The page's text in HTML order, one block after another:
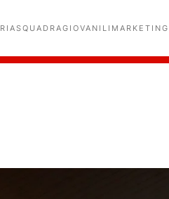
SQUADRAGIOVANILI MARKETING